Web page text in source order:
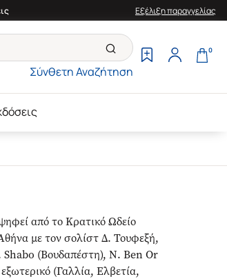
Εξέλιξη παραγγελίας
Σύνθετη Αναζήτηση
0
από το Κρατικό Ωδείο
με τον σολίστ Δ. Τουφεξή,
Shabo (Βουδαπέστη), N. Ben Or
(Γαλλία, Ελβετία,